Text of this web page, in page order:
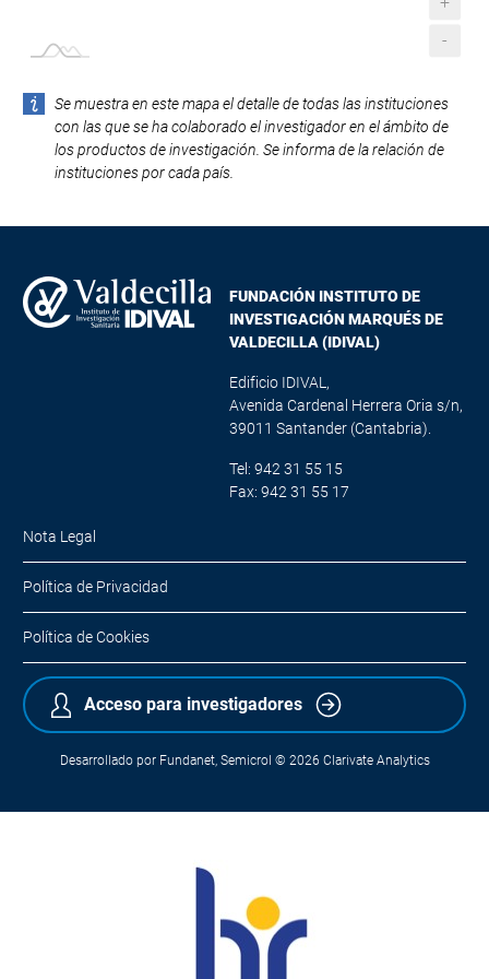
-
Se muestra en este mapa el detalle de todas las instituciones
con las que se ha colaborado el investigador en el ámbito de
los productos de investigación. Se informa de la relación de
instituciones por cada país.
FUNDACIÓN INSTITUTO DE
INVESTIGACIÓN MARQUÉS DE
VALDECILLA (IDIVAL)
Edificio IDIVAL,
Avenida Cardenal Herrera Oria s/n,
39011 Santander (Cantabria).
Tel: 942 31 55 15
Fax: 942 31 55 17
Nota Legal
Política de Privacidad
Política de Cookies
Acceso para investigadores
Desarrollado por Fundanet, Semicrol © 2026 Clarivate Analytics